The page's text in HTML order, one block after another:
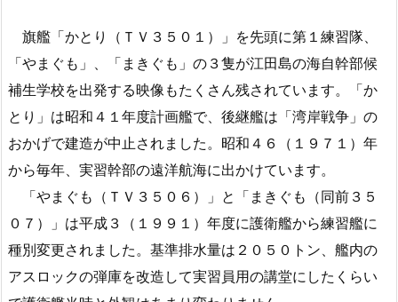
旗艦「かとり（ＴＶ３５０１）」を先頭に第１練習隊、
「やまぐも」、「まきぐも」の３隻が江田島の海自幹部候
補生学校を出発する映像もたくさん残されています。「か
とり」は昭和４１年度計画艦で、後継艦は「湾岸戦争」の
おかげで建造が中止されました。昭和４６（１９７１）年
から毎年、実習幹部の遠洋航海に出かけています。
「やまぐも（ＴＶ３５０６）」と「まきぐも（同前３５
０７）」は平成３（１９９１）年度に護衛艦から練習艦に
種別変更されました。基準排水量は２０５０トン、艦内の
アスロックの弾庫を改造して実習員用の講堂にしたくらい